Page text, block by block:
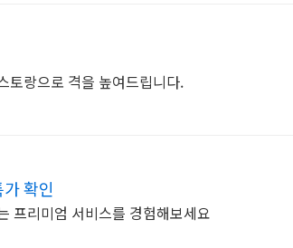
토랑으로 격을 높여드립니다.
확인
프리미엄 서비스를 경험해보세요